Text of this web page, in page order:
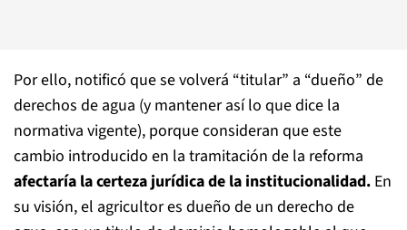
Por ello, notificó que se volverá “titular” a “dueño” de
derechos de agua (y mantener así lo que dice la
normativa vigente), porque consideran que este
cambio introducido en la tramitación de la reforma
afectaría la certeza jurídica de la institucionalidad. En
su visión, el agricultor es dueño de un derecho de